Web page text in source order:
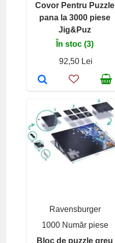
Covor Pentru Puzzle
pana la 3000 piese
Jig&Puz
În stoc (3)
92,50 Lei
Ravensburger
1000 Număr piese
Bloc de puzzle greu